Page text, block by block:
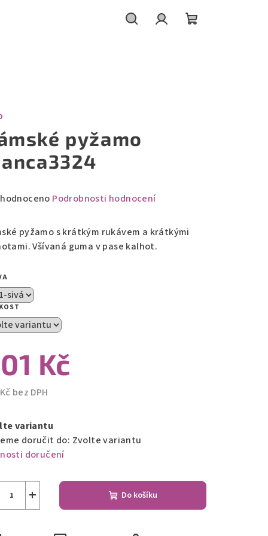
pyžamo
Podrobnosti hodnocení
pyžamo s krátkým rukávem a krátkými
Všívaná guma v pase kalhot.
Kč
bez DPH
variantu
doručit do: Zvolte variantu
doručení
+ Do košíku